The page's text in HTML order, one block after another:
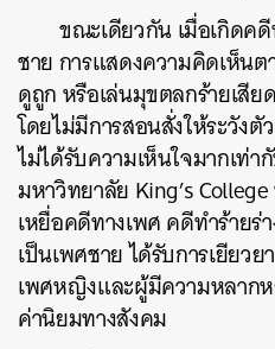
ขณะเดียวกัน เมื่อเกิดค
ชาย การแสดงความคิดเห็น
ดูถูก หรือเล่นมุขตลกร้ายเสี
โดยไม่มีการสอนสั่งให้ระวัง
ไม่ได้รับความเห็นใจมากเท่
มหาวิทยาลัย King’s
เหยื่อคดีทางเพศ คดีทำร้าย
เป็นเพศชาย ได้รับการเยียว
เพศหญิงและผู้มีความหลาก
ค่านิยมทางสังคม